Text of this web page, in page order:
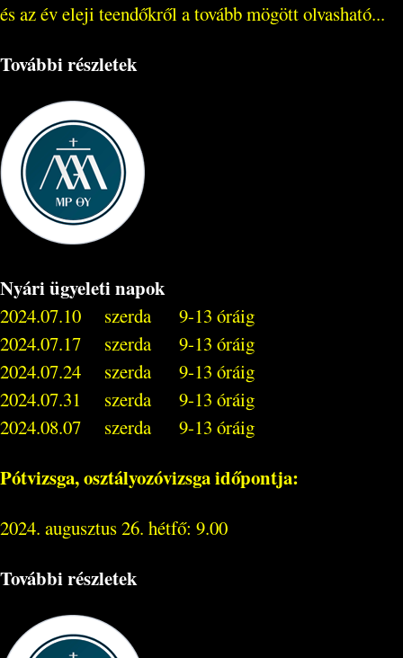
és az év eleji teendőkről a tovább mögött olvasható...
További részletek
Nyári ügyeleti napok
2024.07.10 szerda 9-13 óráig
2024.07.17 szerda 9-13 óráig
2024.07.24 szerda 9-13 óráig
2024.07.31 szerda 9-13 óráig
2024.08.07 szerda 9-13 óráig
Pótvizsga, osztályozóvizsga időpontja:
2024. augusztus 26. hétfő: 9.00
További részletek